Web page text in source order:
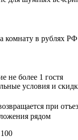
комнату в рублях РФ
не более 1 гостя
условия и
при
рядом